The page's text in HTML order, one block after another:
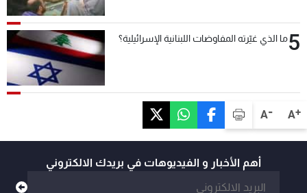
A+
A-
5ما الذي غيّرته المفاوضات اللبنانية الإسرائيلية؟
أهم الأخبار و الفيديوهات في بريدك الالكتروني